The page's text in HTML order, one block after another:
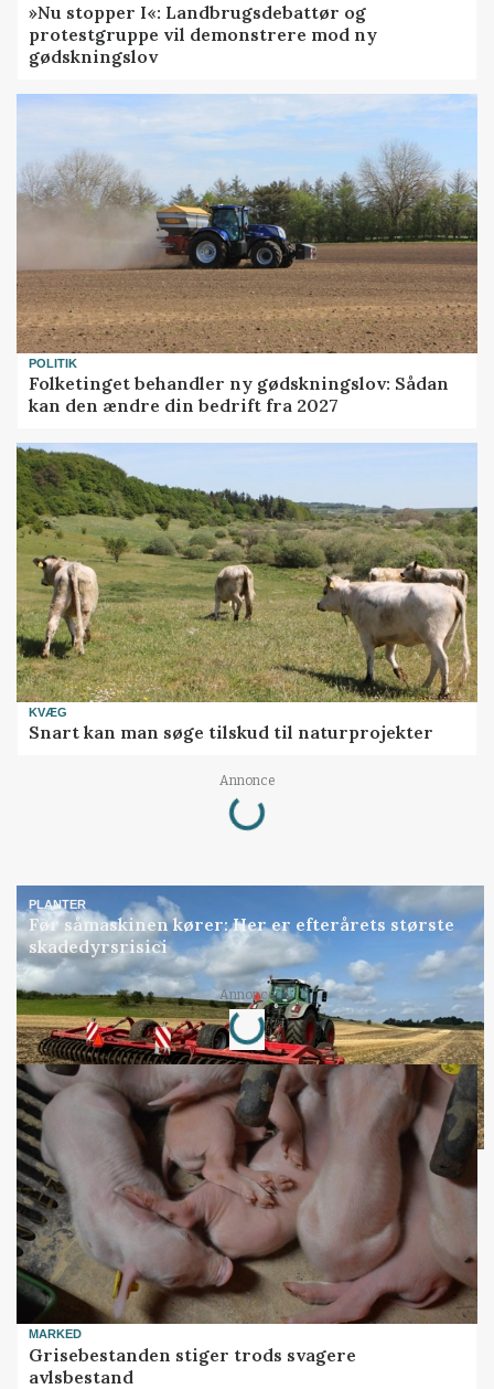
»Nu stopper I«: Landbrugsdebattør og
protestgruppe vil demonstrere mod ny
gødskningslov
POLITIK
Folketinget behandler ny gødskningslov: Sådan
kan den ændre din bedrift fra 2027
KVÆG
Snart kan man søge tilskud til naturprojekter
Annonce
Loading...
PLANTER
Før såmaskinen kører: Her er efterårets største
skadedyrsrisici
Annonce
Loading...
MARKED
Grisebestanden stiger trods svagere
avlsbestand